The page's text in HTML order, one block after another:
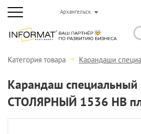
Архангельск
Категория товара Карандаши
Карандаш специальный
СТОЛЯРНЫЙ 1536 HB